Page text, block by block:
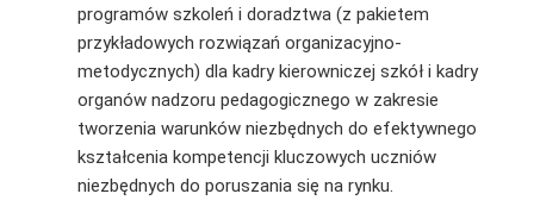
programów szkoleń i doradztwa (z pakietem
przykładowych rozwiązań organizacyjno-
metodycznych) dla kadry kierowniczej szkół i kadry
organów nadzoru pedagogicznego w zakresie
tworzenia warunków niezbędnych do efektywnego
kształcenia kompetencji kluczowych uczniów
niezbędnych do poruszania się na rynku.